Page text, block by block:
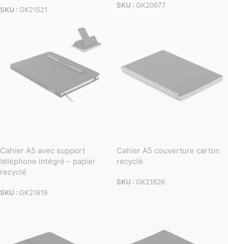
SKU : GK21521
SKU : GK20677
Cahier A5 avec support
téléphone intégré – papier
recyclé
SKU : GK21919
Cahier A5 couverture carton
recyclé
SKU : GK21826